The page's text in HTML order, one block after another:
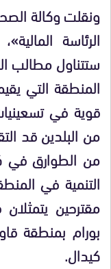
ونقلت وكالة
الرئاسة
ستتناول مطالب
المنطقة التي
قوية في
من البلدين قد
من الطوارق
التنمية في
مقترحين
بورام بمنطقة
كيدال.